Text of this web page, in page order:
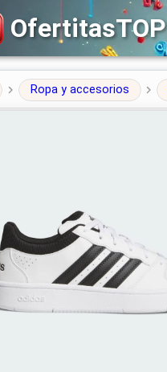
OfertitasTOP
Ropa y accesorios